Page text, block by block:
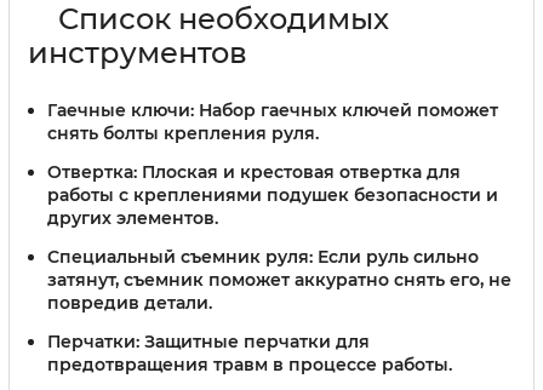
Список необходимых
инструментов
Гаечные ключи: Набор гаечных ключей поможет
снять болты крепления руля.
Отвертка: Плоская и крестовая отвертка для
работы с креплениями подушек безопасности и
других элементов.
Специальный съемник руля: Если руль сильно
затянут, съемник поможет аккуратно снять его, не
повредив детали.
Перчатки: Защитные перчатки для
предотвращения травм в процессе работы.